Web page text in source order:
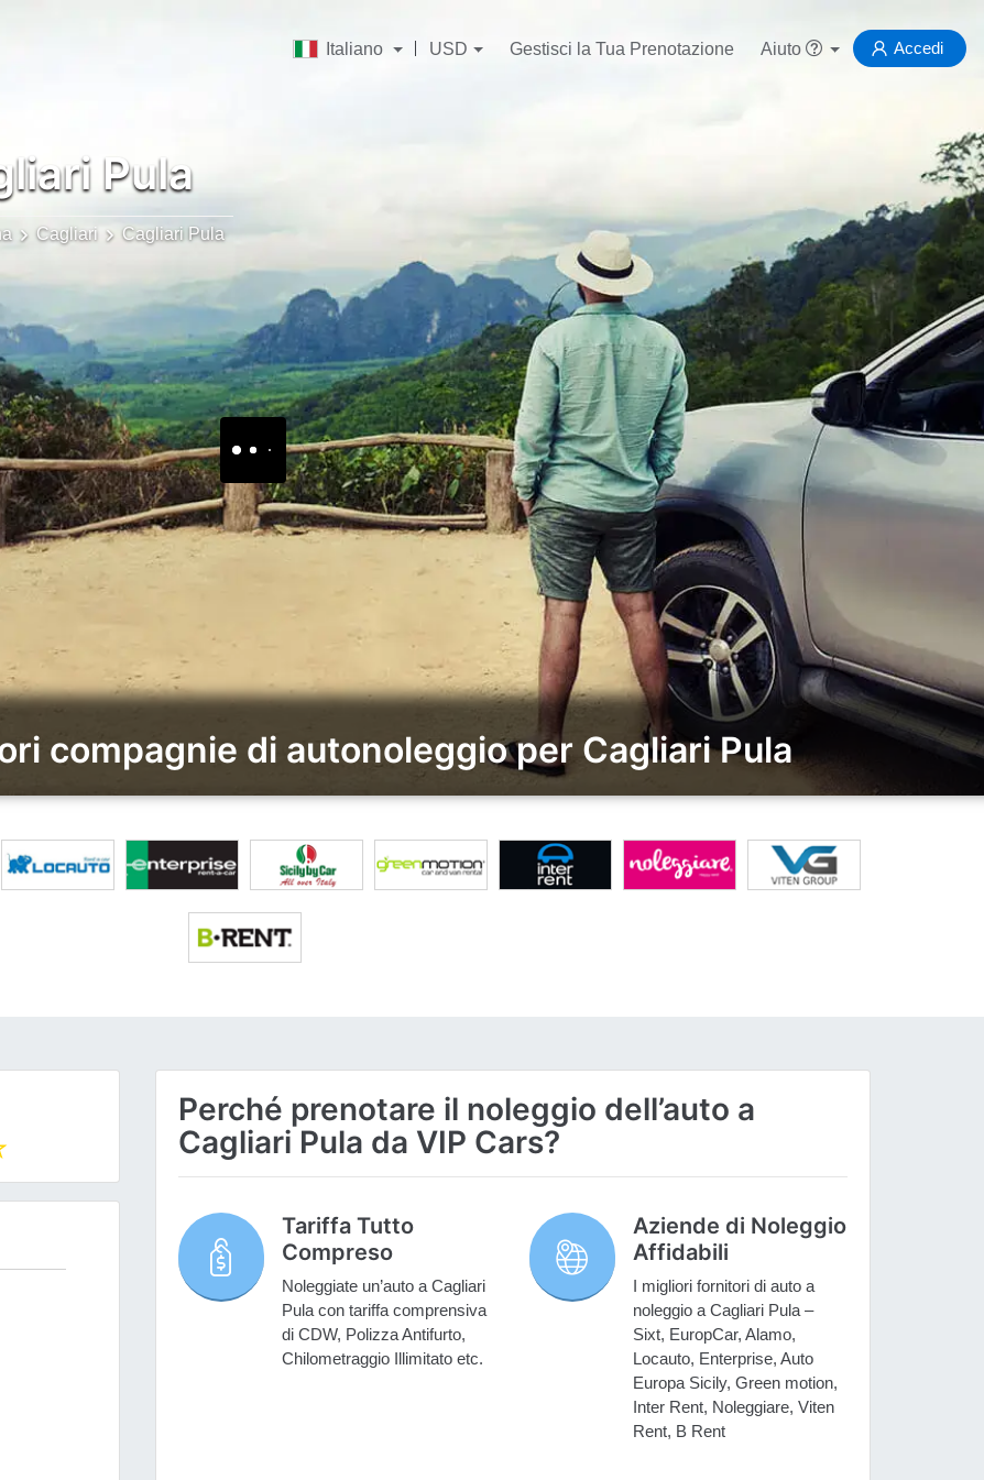
Italiano USD Gestisci la Tua Prenotazione Aiuto Accedi
Pula
Cagliari Cagliari Pula
compagnie di autonoleggio per Cagliari Pula
Perché prenotare il noleggio dell’auto a
Cagliari Pula da VIP Cars?
Tariffa Tutto
Compreso
Noleggiate un’auto a Cagliari
Pula con tariffa comprensiva
di CDW, Polizza Antifurto,
Chilometraggio Illimitato etc.
Aziende di Noleggio
Affidabili
I migliori fornitori di auto a
noleggio a Cagliari Pula –
Sixt, EuropCar, Alamo,
Locauto, Enterprise, Auto
Europa Sicily, Green motion,
Inter Rent, Noleggiare, Viten
Rent, B Rent